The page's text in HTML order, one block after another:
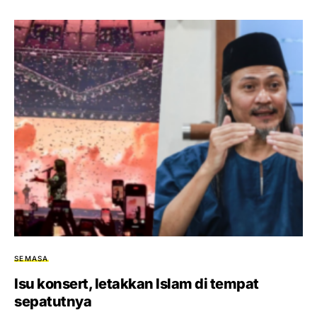
SEMASA
Isu konsert, letakkan Islam di tempat
sepatutnya